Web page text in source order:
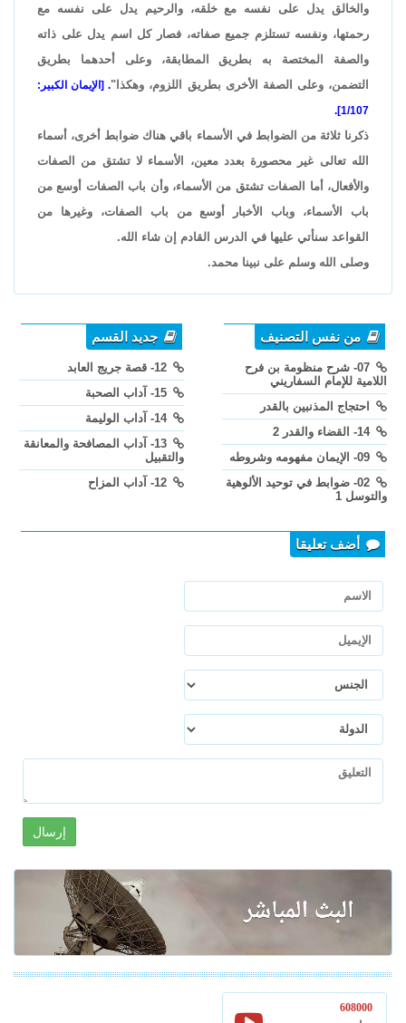
والخالق يدل على نفسه مع خلقه، والرحيم يدل على نفسه مع
رحمتها، ونفسه تستلزم جميع صفاته، فصار كل اسم يدل على ذاته
والصفة المختصة به بطريق المطابقة، وعلى أحدهما بطريق
التضمن، وعلى الصفة الأخرى بطريق اللزوم، وهكذا". [الإيمان الكبير:
1/107].
ذكرنا ثلاثة من الضوابط في الأسماء باقي هناك ضوابط أخرى، أسماء
الله تعالى غير محصورة بعدد معين، الأسماء لا تشتق من الصفات
والأفعال، أما الصفات تشتق من الأسماء، وأن باب الصفات أوسع من
باب الأسماء، وباب الأخبار أوسع من باب الصفات، وغيرها من
القواعد سنأتي عليها في الدرس القادم إن شاء الله.
وصلى الله وسلم على نبينا محمد.
من نفس التصنيف
07- شرح منظومة بن فرح
اللامية للإمام السفاريني
احتجاج المذنبين بالقدر
14- القضاء والقدر 2
02- ضوابط في توحيد الألوهية
والتوسل 1
جديد القسم
14- آداب الوليمة
13- آداب المصافحة والمعانقة
والتقبيل
أضف تعليقا
إرسال
608000